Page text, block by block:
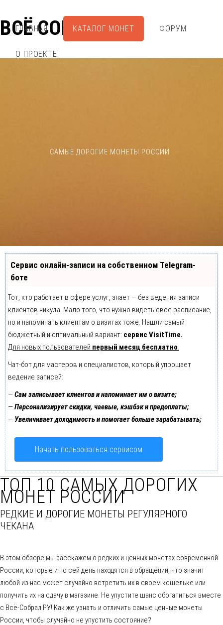
ВСЁ СОБРАЛ
ГЛАВНАЯ КАТАЛОГ МОНЕТ ФОРУМ
О ПРОЕКТЕ
САМЫЕ ДОРОГИЕ МОНЕТЫ РОССИИ
Сервис онлайн-записи на собственном Telegram-
боте
Тот, кто работает в сфере услуг, знает — без ведения записи
клиентов никуда. Мало того, что нужно видеть свое расписание,
но и напоминать клиентам о визитах тоже. Нашли самый
бюджетный и оптимальный вариант: сервис VisitTime.
Для новых пользователей первый месяц бесплатно.
Чат-бот для мастеров и специалистов, который упрощает
ведение записей:
—Сам записывает клиентов и напоминает им о визите;
—Персонализирует скидки, чаевые, кэшбэк и предоплаты;
— Увеличивает доходимость и помогает больше зарабатывать;
Начать пользоваться сервисом
ТОП 10 САМЫХ ДОРОГИХ
МОНЕТ РОССИИ
РЕДКИЕ И ДОРОГИЕ МОНЕТЫ РЕГУЛЯРНОГО
ЧЕКАНА
В этом обзоре мы расскажем о редких и ценных монетах современной
России, которые и по сей день находятся в обращении, что значит
любой из нас может случайно встретить их в своем кошельке или
получить их на сдачу в магазине. Не упустите шанс обогатиться вместе
с Всё-Собрал.РУ! Как же узнать и отличить самые ценные монеты
России, чтобы случайно не упустить состояние?